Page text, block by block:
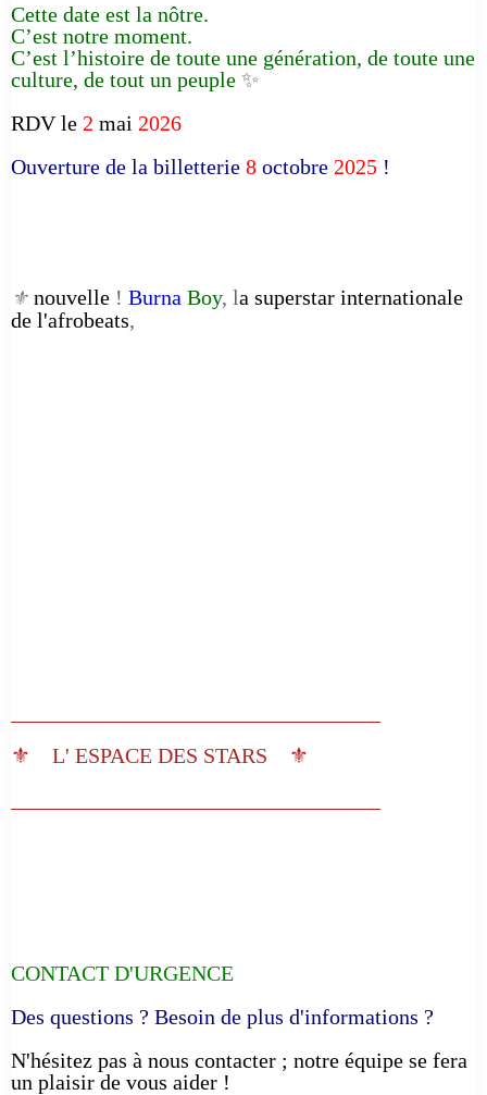
Cette date est la nôtre.
C’est notre moment.
C’est l’histoire de toute une génération, de toute une
culture, de tout un peuple ✨
RDV le 2 mai 2026
Ouverture de la billetterie 8 octobre 2025 !
⚜️ nouvelle ! Burna Boy, la superstar internationale
de l'afrobeats,
⚜️ L' ESPACE DES STARS ⚜️
CONTACT D'URGENCE
Des questions ? Besoin de plus d'informations ?
N'hésitez pas à nous contacter ; notre équipe se fera
un plaisir de vous aider !